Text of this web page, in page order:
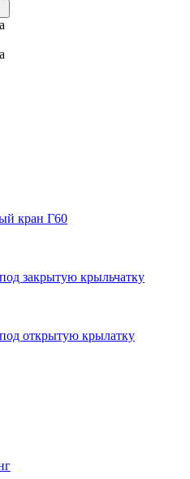
кран Г60
закрытую крыльчатку
открытую крылатку